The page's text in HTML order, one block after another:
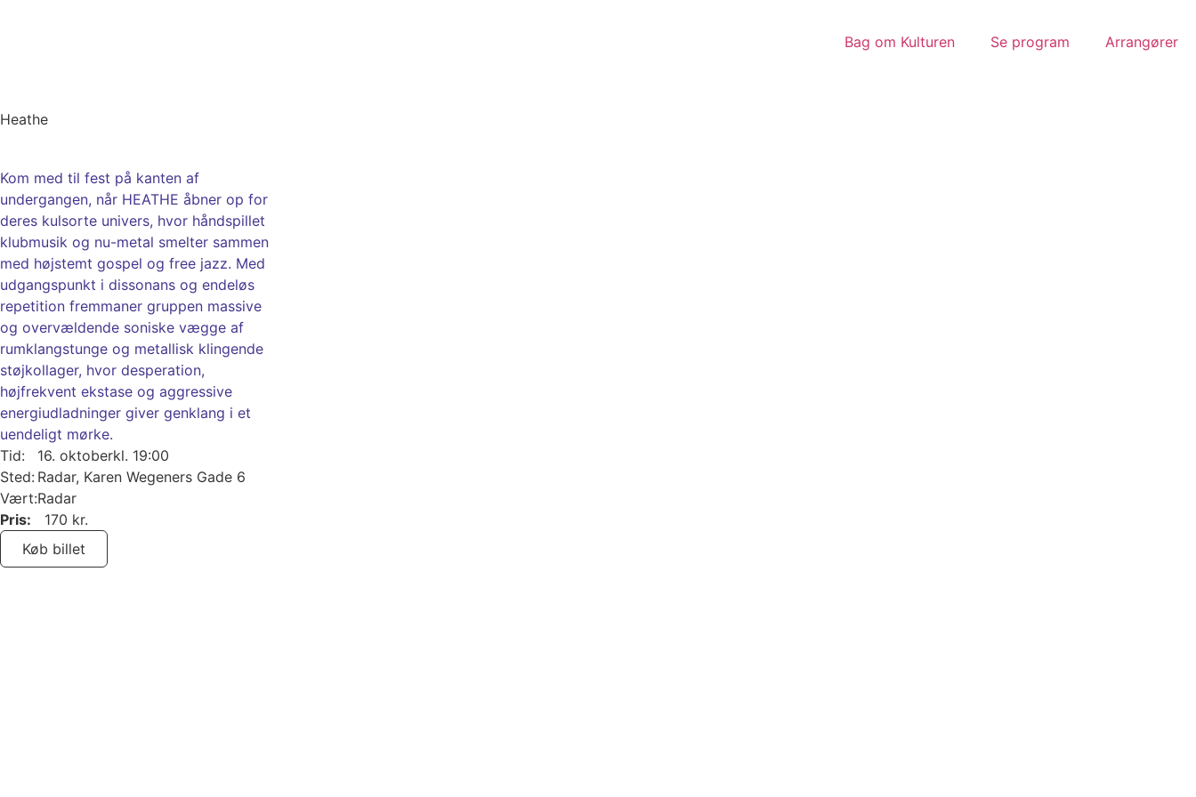
Bag om Kulturen Se program Arrangører
Heathe
Kom med til fest på kanten af
undergangen, når HEATHE åbner op for
deres kulsorte univers, hvor håndspillet
klubmusik og nu-metal smelter sammen
med højstemt gospel og free jazz. Med
udgangspunkt i dissonans og endeløs
repetition fremmaner gruppen massive
og overvældende soniske vægge af
rumklangstunge og metallisk klingende
støjkollager, hvor desperation,
højfrekvent ekstase og aggressive
energiudladninger giver genklang i et
uendeligt mørke.
Tid:
16. oktoberkl. 19:00
Sted: Radar, Karen Wegeners Gade 6
Vært:Radar
Pris:
170 kr.
Køb billet